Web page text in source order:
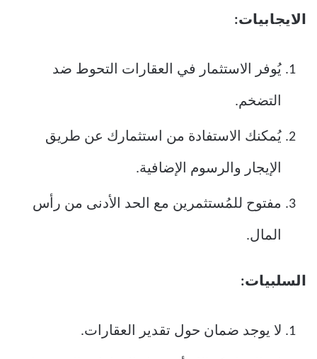
الايجابيات:
يُوفر الاستثمار في العقارات التحوط ضد
التضخم.
يُمكنك الاستفادة من استثمارك عن طريق
الإيجار والرسوم الإضافية.
مفتوح للمُستثمرين مع الحد الأدنى من رأس
المال.
السلبيات:
لا يوجد ضمان حول تقدير العقارات.